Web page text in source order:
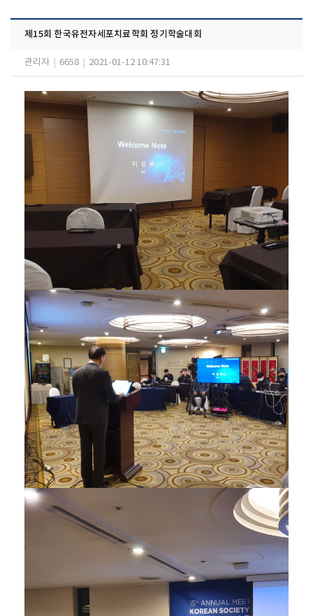
제15회 한국유전자세포치료학회 정기학술대회
관리자 6658 2021-01-12 10:47:31